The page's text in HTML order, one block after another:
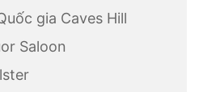
gia Caves Hill
Saloon